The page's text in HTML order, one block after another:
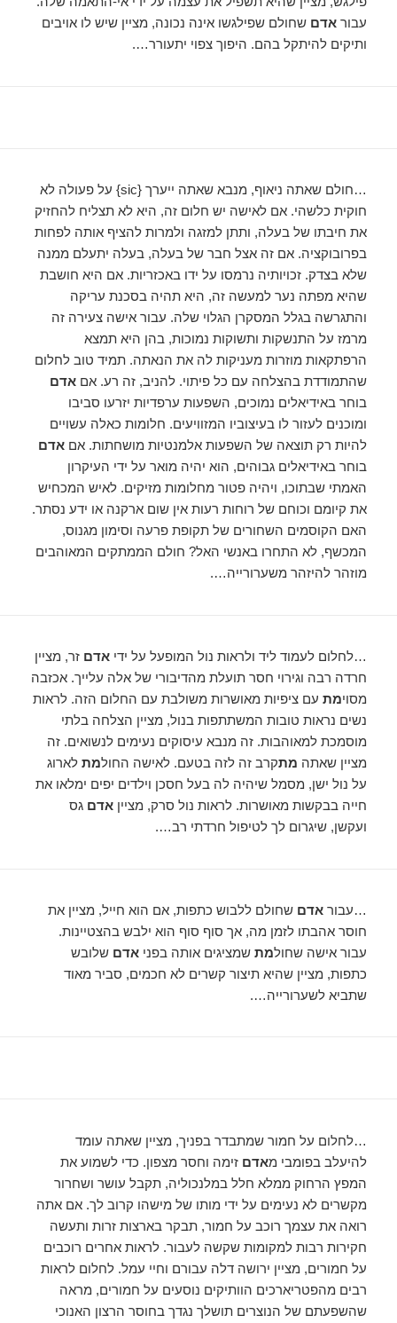
עבוראדם שחולם שפילגשו אינה נכונה, מציין שיש לו אויבים
ותיקים להיתקל בהם. היפוך צפוי יתעורר….
…חולם שאתה ניאוף, מנבא שאתה ייערך {sic} על פעולה לא
חוקית כלשהי. אם לאישה יש חלום זה, היא לא תצליח להחזיק
את חיבתו של בעלה, ותתן למזגה ולמרות להציף אותה לפחות
בפרובוקציה. אם זה אצל חבר של בעלה, בעלה יתעלם ממנה
שלא בצדק. זכויותיה נרמסו על ידו באכזריות. אם היא חושבת
שהיא מפתה נער למעשה זה, היא תהיה בסכנת עריקה
והתגרשה בגלל המסקרן הגלוי שלה. עבור אישה צעירה זה
מרמז על התנשקות ותשוקות נמוכות, בהן היא תמצא
הרפתקאות מוזרות מעניקות לה את הנאתה. תמיד טוב לחלום
שהתמודדת בהצלחה עם כל פיתוי. להניב, זה רע. אםאדם
בוחר באידיאלים נמוכים, השפעות ערפדיות יזרעו סביבו
ומוכנים לעזור לו בעיצוביו המזוויעים. חלומות כאלה עשויים
להיות רק תוצאה של השפעות אלמנטיות מושחתות. אםאדם
בוחר באידיאלים גבוהים, הוא יהיה מואר על ידי העיקרון
האמתי שבתוכו, ויהיה פטור מחלומות מזיקים. לאיש המכחיש
את קיומם וכוחם של רוחות רעות אין שום ארקנה או ידע נסתר.
האם הקוסמים השחורים של תקופת פרעה וסימון מגנוס,
המכשף, לא התחרו באנשי האל? חולם הממתקים המאוהבים
מוזהר להיזהר משערורייה….
…לחלום לעמוד ליד ולראות נול המופעל על ידיאדם זר, מציין
חרדה רבה וגירוי חסר תועלת מהדיבורי של אלה עלייך. אכזבה
מסוימת עם ציפיות מאושרות משולבת עם החלום הזה. לראות
נשים נראות טובות המשתתפות בנול, מציין הצלחה בלתי
מוסמכת למאוהבות. זה מנבא עיסוקים נעימים לנשואים. זה
מציין שאתה מתקרב זה לזה בטעם. לאישה החולמת לארוג
על נול ישן, מסמל שיהיה לה בעל חסכן וילדים יפים ימלאו את
חייה בבקשות מאושרות. לראות נול סרק, מצייןאדם גס
ועקשן, שיגרום לך לטיפול חרדתי רב….
…עבוראדם שחולם ללבוש כתפות, אם הוא חייל, מציין את
חוסר אהבתו לזמן מה, אך סוף סוף הוא ילבש בהצטיינות.
עבור אישה שחולמת שמציגים אותה בפניאדם שלובש
כתפות, מציין שהיא תיצור קשרים לא חכמים, סביר מאוד
שתביא לשערורייה….
…לחלום על חמור שמתבדר בפניך, מציין שאתה עומד
להיעלב בפומבי מאדם זימה וחסר מצפון. כדי לשמוע את
המפץ הרחוק ממלא חלל במלנכוליה, תקבל עושר ושחרור
מקשרים לא נעימים על ידי מותו של מישהו קרוב לך. אם אתה
רואה את עצמך רוכב על חמור, תבקר בארצות זרות ותעשה
חקירות רבות למקומות שקשה לעבור. לראות אחרים רוכבים
על חמורים, מציין ירושה דלה עבורם וחיי עמל. לחלום לראות
רבים מהפטריארכים הוותיקים נוסעים על חמורים, מראה
שהשפעתם של הנוצרים תושלך נגדך בחוסר הרצון האנוכי